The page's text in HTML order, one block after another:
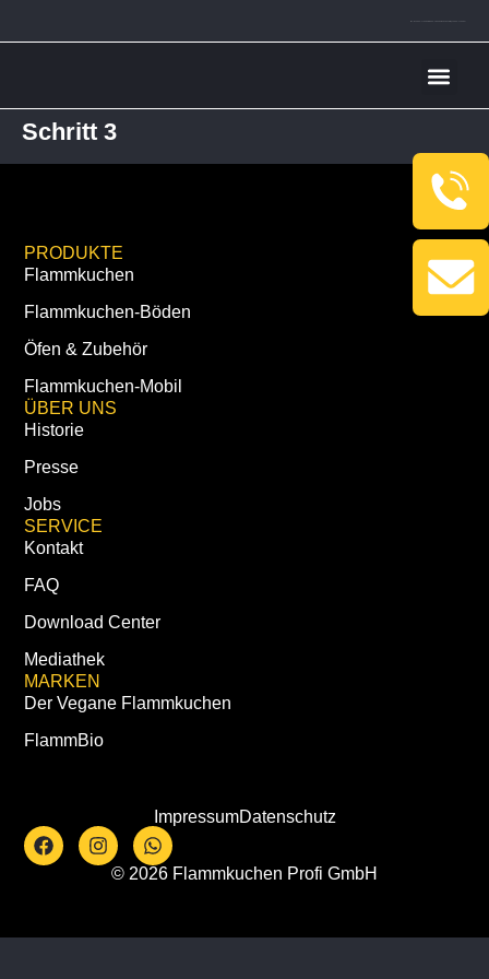
Schritt 3
PRODUKTE
Flammkuchen
Flammkuchen-Böden
Öfen & Zubehör
Flammkuchen-Mobil
ÜBER UNS
Historie
Presse
Jobs
SERVICE
Kontakt
FAQ
Download Center
Mediathek
MARKEN
Der Vegane Flammkuchen
FlammBio
© 2026 Flammkuchen Profi GmbH
ImpressumDatenschutz